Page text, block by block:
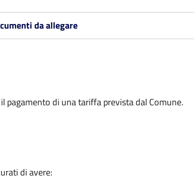
da allegare
pagamento di una tariffa prevista dal Comune.
di avere: